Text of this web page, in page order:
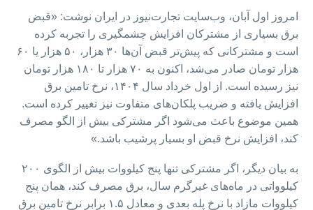
امروز اول آبان، وب‌سایت تجارت‌نیوز در ایران نوشت:‌ «قبض
برق بسیاری از مشترکان افزایش چشمگیری را تجربه کرده
است و مشترکانی که پیش‌تر قبض آن‌ها ۳۰ هزار، ۵۰ هزار یا ۶۰
هزار تومان صادر می‌شد، اکنون به ۷۰ هزار تا ۱۸۰ هزار تومان
نیز رسیده است. از اول خرداد سال ۱۴۰۴، نرخ تامین برق
افزایش یافته و ضریب پلکان‌های متفاوت نیز تغییر کرده است.
همین موضوع باعث می‌شود اگر مشترکی بیش از الگو مصرف
کند، افزایش نرخ قبض او بسیار پرشیب باشد.»
به بیان دیگر، اگر مشترکی تنها پنج کیلووات بیش از الگوی ۲۰۰
کیلوواتی در ماه‌های غیرگرم سال، برق مصرف کند، همان پنج
کیلووات مازاد با نرخ پله بعدی و معادل ۱.۵ برابر نرخ تامین برق